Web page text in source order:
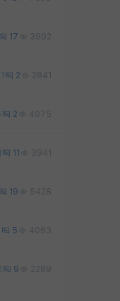
17 3902
1 2 2841
2 4075
11 3941
19 5428
5 4063
9 2289